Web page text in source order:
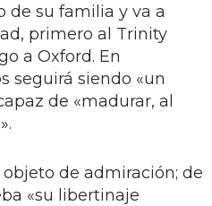
de su familia y va a
primero al Trinity
a Oxford. En
seguirá siendo «un
de «madurar, al
de admiración; de
«su libertinaje